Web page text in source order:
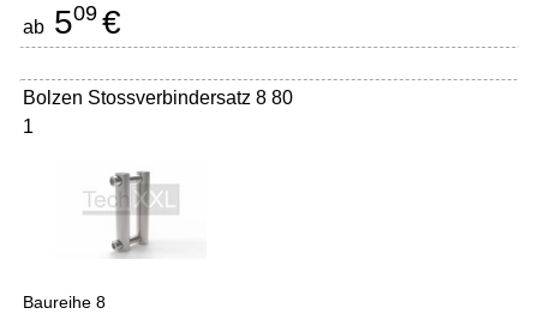
ab 509 €
Bolzen Stossverbindersatz 8 80
1
Baureihe 8